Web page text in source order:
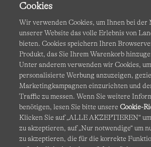
AGB Datenschutz &
Cookies Ich möchte auswählen
Site Map Internationale
Diese Website ist durch reCAPTCHA
Datenschutzerklärung und
Cookies
Wir verwenden Cookies, um Ihnen bei der
unserer Website das volle Erlebnis von
bieten. Cookies speichern Ihren
Produkt, das Sie Ihrem Warenkorb
Unter anderem verwenden wir Cookies, um
personalisierte Werbung anzuzeigen,
Marketingkampagnen einzurichten und
Traffic zu messen. Wenn Sie weitere
benötigen, lesen Sie bitte unsereCookie-
Klicken Sie auf „ALLE AKZEPTIEREN“
zu akzeptieren, auf „Nur notwendige“ um
zu akzeptieren, die für die korrekte